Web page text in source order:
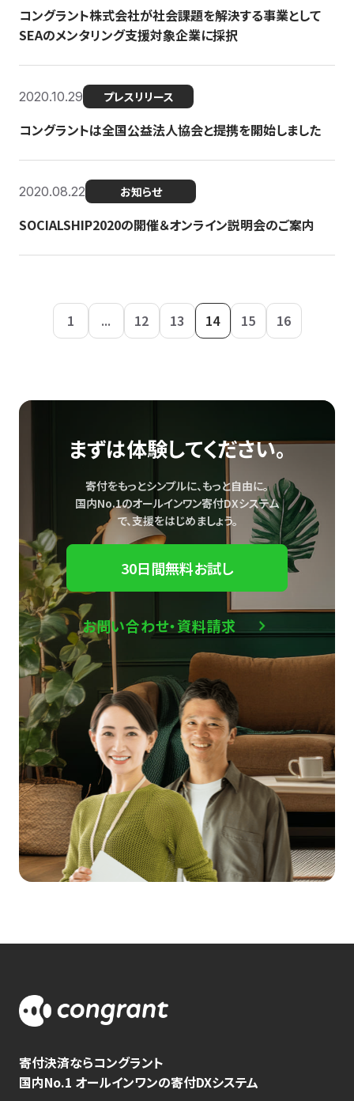
コングラント株式会社が社会課題を解決する事業として
SEAのメンタリング支援対象企業に採択
2020.10.29 プレスリリース
コングラントは全国公益法人協会と提携を開始しました
2020.08.22 お知らせ
SOCIALSHIP2020の開催＆オンライン説明会のご案内
1 ... 12 13 14 15 16
まずは体験してください。
寄付をもっとシンプルに、もっと自由に。
国内No.1のオールインワン寄付DXシステム
で、支援をはじめましょう。
30日間無料お試し
お問い合わせ・資料請求
寄付決済ならコングラント
国内No.1 オールインワンの寄付DXシステム